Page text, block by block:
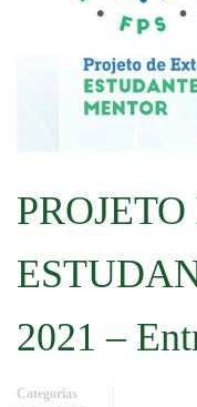
2021 –
Categorias